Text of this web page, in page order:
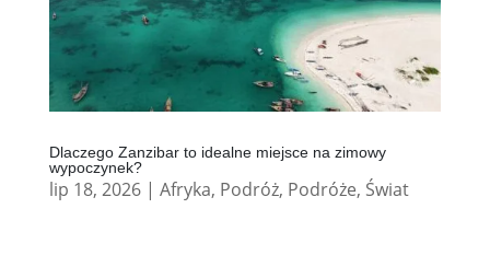
Dlaczego Zanzibar to idealne miejsce na zimowy
wypoczynek?
lip 18, 2026| Afryka, Podróż, Podróże, Świat